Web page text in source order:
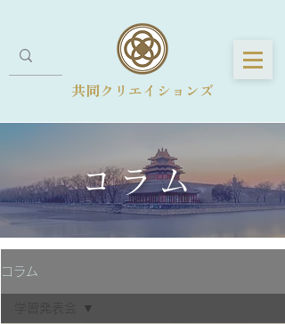
共同クリエイションズ
コラム
コラム
学習発表会